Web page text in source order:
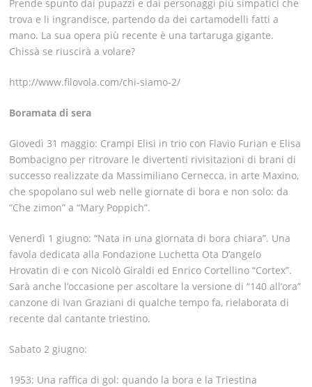
Prende spunto dai pupazzi e dai personaggi più simpatici che
trova e li ingrandisce, partendo da dei cartamodelli fatti a
mano. La sua opera più recente è una tartaruga gigante.
Chissà se riuscirà a volare?
http://www.filovola.com/chi-siamo-2/
Boramata di sera
Giovedì 31 maggio: Crampi Elisi in trio con Flavio Furian e Elisa
Bombacigno per ritrovare le divertenti rivisitazioni di brani di
successo realizzate da Massimiliano Cernecca, in arte Maxino,
che spopolano sul web nelle giornate di bora e non solo: da
“Che zimon” a “Mary Poppich”.
Venerdì 1 giugno:“Nata in una giornata di bora chiara”. Una
favola dedicata alla Fondazione Luchetta Ota D’angelo
Hrovatin di e con Nicolò Giraldi ed Enrico Cortellino “Cortex”.
Sarà anche l’occasione per ascoltare la versione di “140 all’ora”
canzone di Ivan Graziani di qualche tempo fa, rielaborata di
recente dal cantante triestino.
Sabato 2 giugno:
1953: Una raffica di gol: quando la bora e la Triestina